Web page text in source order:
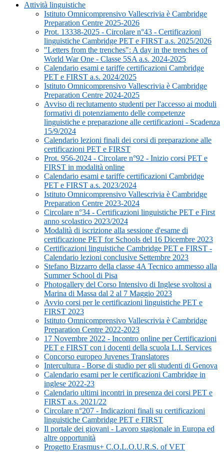
Attività linguistiche
Istituto Omnicomprensivo Vallescrivia è Cambridge
Preparation Centre 2025-2026
Prot. 13338-2025 - Circolare n°43 - Certificazioni
linguistiche Cambridge PET e FIRST a.s. 2025/2026
"Letters from the trenches": A day in the trenches of
World War One - Classe 5SA a.s. 2024-2025
Calendario esami e tariffe certificazioni Cambridge
PET e FIRST a.s. 2024/2025
Istituto Omnicomprensivo Vallescrivia è Cambridge
Preparation Centre 2024-2025
Avviso di reclutamento studenti per l'accesso ai moduli
formativi di potenziamento delle competenze
linguistiche e preparazione alle certificazioni - Scadenza
15/9/2024
Calendario lezioni finali dei corsi di preparazione alle
certificazioni PET e FIRST
Prot. 956-2024 - Circolare n°92 - Inizio corsi PET e
FIRST in modalità online
Calendario esami e tariffe certificazioni Cambridge
PET e FIRST a.s. 2023/2024
Istituto Omnicomprensivo Vallescrivia è Cambridge
Preparation Centre 2023-2024
Circolare n°34 - Certificazioni linguistiche PET e First
anno scolastico 2023/2024
Modalità di iscrizione alla sessione d'esame di
certificazione PET for Schools del 16 Dicembre 2023
Certificazioni linguistiche Cambridge PET e FIRST -
Calendario lezioni conclusive Settembre 2023
Stefano Bizzarro della classe 4A Tecnico ammesso alla
Summer School di Pisa
Photogallery del Corso Intensivo di Inglese svoltosi a
Marina di Massa dal 2 al 7 Maggio 2023
Avvio corsi per le certificazioni linguistiche PET e
FIRST 2023
Istituto Omnicomprensivo Vallescrivia è Cambridge
Preparation Centre 2022-2023
17 Novembre 2022 - Incontro online per Certificazioni
PET e FIRST con i docenti della scuola L.I. Services
Concorso europeo Juvenes Translatores
Intercultura - Borse di studio per gli studenti di Genova
Calendario esami per le certificazioni Cambridge in
inglese 2022-23
Calendario ultimi incontri in presenza dei corsi PET e
FIRST a.s. 2021/22
Circolare n°207 - Indicazioni finali su certificazioni
linguistiche Cambridge PET e FIRST
Il portale dei giovani - Lavoro stagionale in Europa ed
altre opportunità
Progetto Erasmus+ C.O.L.O.U.R.S. of VET